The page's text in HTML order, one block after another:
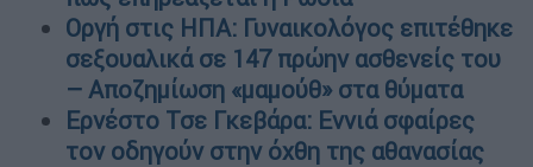
Οργή στις ΗΠΑ: Γυναικολόγος επιτέθηκε
σεξουαλικά σε 147 πρώην ασθενείς του
– Αποζημίωση «μαμούθ» στα θύματα
Ερνέστο Τσε Γκεβάρα: Εννιά σφαίρες
τον οδηγούν στην όχθη της αθανασίας